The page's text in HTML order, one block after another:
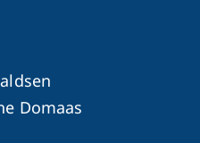
Domaas